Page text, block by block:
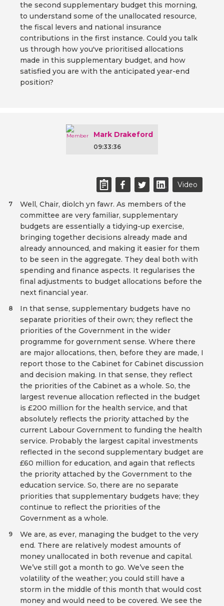
the second supplementary budget this morning,
to understand some of the unallocated resource,
the fiscal levers and national insurance
contributions in the first instance. Could you talk
us through how you've prioritised allocations
made in this supplementary budget, and how
satisfied you are with the anticipated year-end
position?
Mark Drakeford
09:33:36
Video
Well, Chair, diolch yn fawr. As members of the
committee are very familiar, supplementary
budgets are essentially a tidying-up exercise,
bringing together decisions already made and
already announced, and making it easier for them
to be seen in the aggregate. They deal both with
spending and finance aspects. It regularises the
final adjustments to budget allocations before the
next financial year.
7
In that sense, supplementary budgets have no
separate priorities of their own; they reflect the
priorities of the Government in the wider
programme for government sense. Where there
are major allocations, then, before they are made, I
report those to the Cabinet for Cabinet discussion
and decision making. In that sense, they reflect
the priorities of the Cabinet as a whole. So, the
largest revenue allocation reflected in the budget
is £200 million for the health service, and that
absolutely reflects the priority attached by the
current Labour Government to funding the health
service. Probably the largest capital investments
reflected in the second supplementary budget are
£60 million for education, and again that reflects
the priority attached by the Government to the
education service. So, there are no separate
priorities that supplementary budgets have; they
continue to reflect the priorities of the
Government as a whole.
8
We are, as ever, managing the budget to the very
end. There are relatively modest amounts of
money unallocated in both revenue and capital.
We’ve still got a month to go. We’ve seen the
volatility of the weather; you could still have a
storm in the middle of this month that would cost
money and would need to be covered. We see the
9